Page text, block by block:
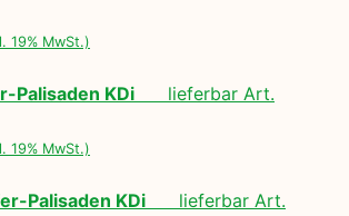
19% MwSt.)
Palisaden KDi lieferbar Art.
19% MwSt.)
Palisaden KDi lieferbar Art.